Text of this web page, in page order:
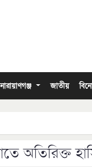
নারায়াণগঞ্জ জাতীয়
অতিরিক্ত